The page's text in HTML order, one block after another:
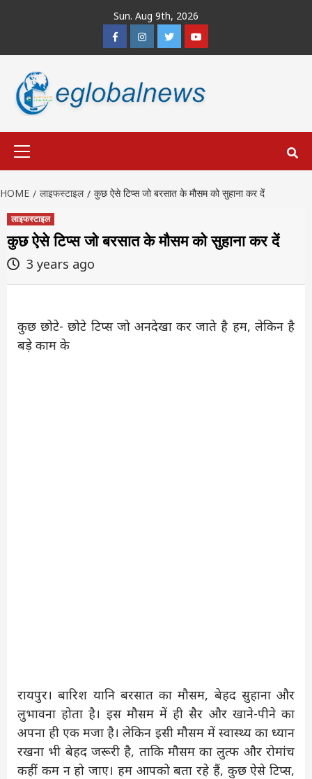
Sun. Aug 9th, 2026
FacebookInstagramTwitterYoutube
HOME लाइफस्टाइल कुछ ऐसे टिप्स जो बरसात के मौसम को सुहाना कर दें
लाइफस्टाइल
कुछ ऐसे टिप्स जो बरसात के मौसम को सुहाना कर दें
3 years ago
कुछ छोटे- छोटे टिप्स जो अनदेखा कर जाते है हम, लेकिन है
बड़े काम के
रायपुर। बारिश यानि बरसात का मौसम, बेहद सुहाना और
लुभावना होता है। इस मौसम में ही सैर और खाने-पीने का
अपना ही एक मजा है। लेकिन इसी मौसम में स्वास्थ्य का ध्यान
रखना भी बेहद जरूरी है, ताकि मौसम का लुत्फ और रोमांच
कहीं कम न हो जाए। हम आपको बता रहे हैं, कुछ ऐसे टिप्स,